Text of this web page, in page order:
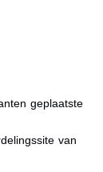
geplaatste
van